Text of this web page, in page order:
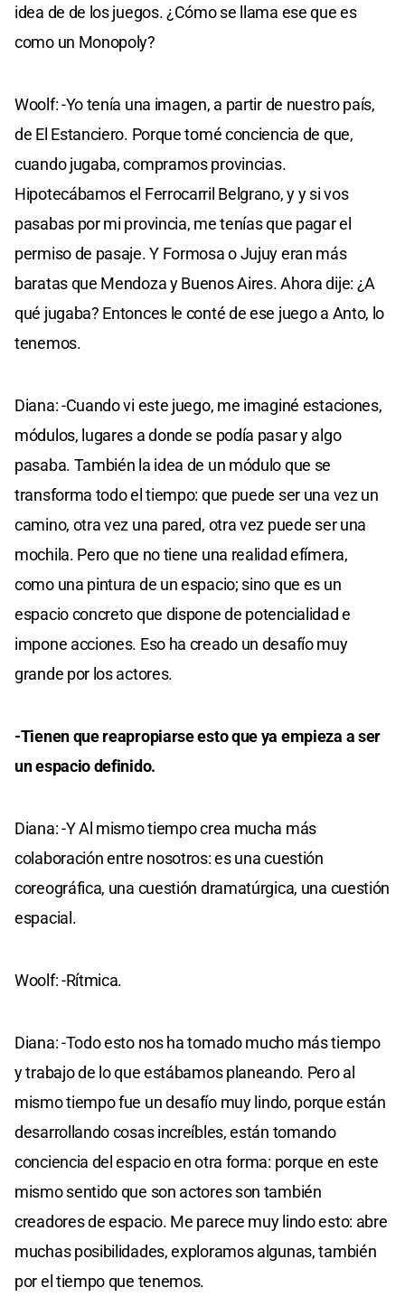
idea de de los juegos. ¿Cómo se llama ese que es
como un Monopoly?
Woolf: -Yo tenía una imagen, a partir de nuestro país,
de El Estanciero. Porque tomé conciencia de que,
cuando jugaba, compramos provincias.
Hipotecábamos el Ferrocarril Belgrano, y y si vos
pasabas por mi provincia, me tenías que pagar el
permiso de pasaje. Y Formosa o Jujuy eran más
baratas que Mendoza y Buenos Aires. Ahora dije: ¿A
qué jugaba? Entonces le conté de ese juego a Anto, lo
tenemos.
Diana: -Cuando vi este juego, me imaginé estaciones,
módulos, lugares a donde se podía pasar y algo
pasaba. También la idea de un módulo que se
transforma todo el tiempo: que puede ser una vez un
camino, otra vez una pared, otra vez puede ser una
mochila. Pero que no tiene una realidad efímera,
como una pintura de un espacio; sino que es un
espacio concreto que dispone de potencialidad e
impone acciones. Eso ha creado un desafío muy
grande por los actores.
-Tienen que reapropiarse esto que ya empieza a ser
un espacio definido.
Diana: -Y Al mismo tiempo crea mucha más
colaboración entre nosotros: es una cuestión
coreográfica, una cuestión dramatúrgica, una cuestión
espacial.
Woolf: -Rítmica.
Diana: -Todo esto nos ha tomado mucho más tiempo
y trabajo de lo que estábamos planeando. Pero al
mismo tiempo fue un desafío muy lindo, porque están
desarrollando cosas increíbles, están tomando
conciencia del espacio en otra forma: porque en este
mismo sentido que son actores son también
creadores de espacio. Me parece muy lindo esto: abre
muchas posibilidades, exploramos algunas, también
por el tiempo que tenemos.